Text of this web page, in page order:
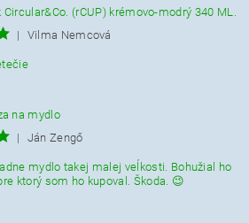
(rCUP) krémovo-modrý 340 ML.
|
Vilma Nemcová
na mydlo
|
Ján Zengő
mydlo takej malej veĺkosti. Bohužial ho
ktorý som ho kupoval. Škoda. 😉